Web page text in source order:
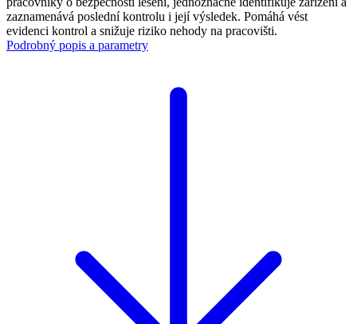
zaznamenává poslední kontrolu i její výsledek. Pomáhá vést
evidenci kontrol a snižuje riziko nehody na pracovišti.
Podrobný popis a parametry